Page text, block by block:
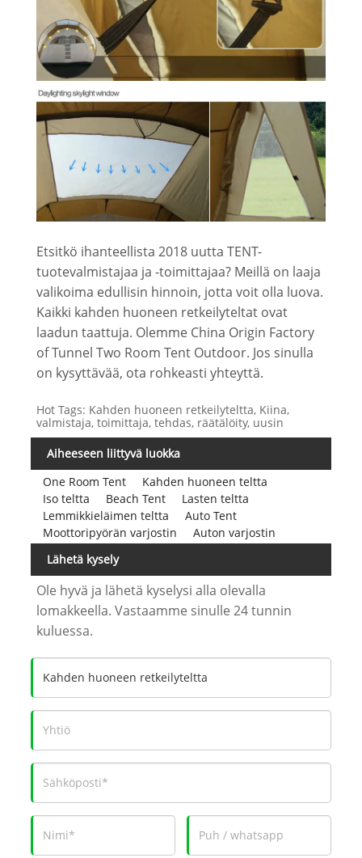
Etsitkö ihanteellista 2018 uutta TENT-
tuotevalmistajaa ja -toimittajaa? Meillä on laaja
valikoima edullisin hinnoin, jotta voit olla luova.
Kaikki kahden huoneen retkeilyteltat ovat
laadun taattuja. Olemme China Origin Factory
of Tunnel Two Room Tent Outdoor. Jos sinulla
on kysyttävää, ota rohkeasti yhteyttä.
Hot Tags: Kahden huoneen retkeilyteltta, Kiina,
valmistaja, toimittaja, tehdas, räätälöity, uusin
Aiheeseen liittyvä luokka
One Room Tent
Kahden huoneen teltta
Iso teltta
Beach Tent
Lasten teltta
Lemmikkieläimen teltta
Auto Tent
Moottoripyörän varjostin
Auton varjostin
Lähetä kysely
Ole hyvä ja lähetä kyselysi alla olevalla
lomakkeella. Vastaamme sinulle 24 tunnin
kuluessa.